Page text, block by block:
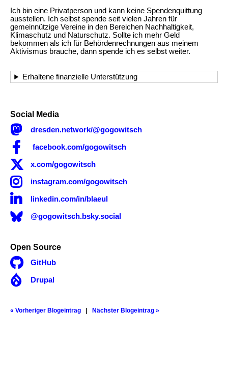
Ich bin eine Privatperson und kann keine Spendenquittung
ausstellen. Ich selbst spende seit vielen Jahren für
gemeinnützige Vereine in den Bereichen Nachhaltigkeit,
Klimaschutz und Naturschutz. Sollte ich mehr Geld
bekommen als ich für Behörden­rechnungen aus meinem
Aktivismus brauche, dann spende ich es selbst weiter.
Erhaltene finanzielle Unterstützung
Social Media
 dresden.network/@gogowitsch
 facebook.com/gogowitsch
 x.com/gogowitsch
 instagram.com/gogowitsch
 linkedin.com/in/blaeul
@gogowitsch.bsky.social
Open Source
 GitHub
 Drupal
« Vorheriger Blogeintrag Nächster Blogeintrag »